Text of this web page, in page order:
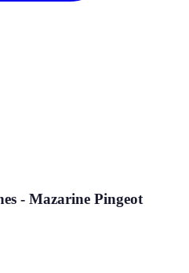
- Mazarine Pingeot